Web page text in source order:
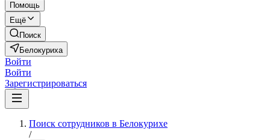
Помощь
Ещё
Поиск
Белокуриха
Войти
Войти
Зарегистрироваться
Поиск сотрудников в Белокурихе
/